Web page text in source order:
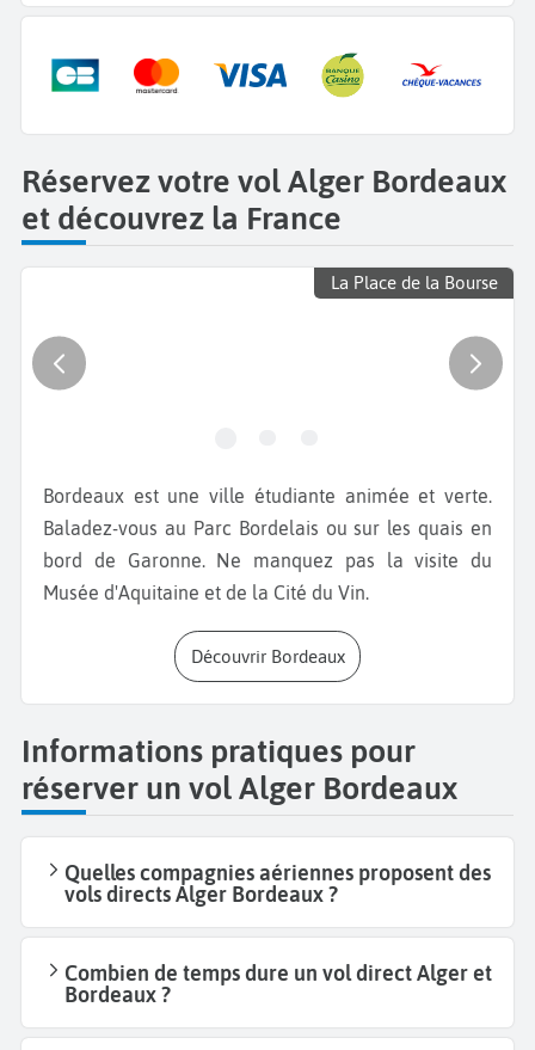
Réservez votre vol Alger Bordeaux
et découvrez la France
La Place de la Bourse
Bordeaux est une ville étudiante animée et verte.
Baladez-vous au Parc Bordelais ou sur les quais en
bord de Garonne. Ne manquez pas la visite du
Musée d'Aquitaine et de la Cité du Vin.
Découvrir Bordeaux
Informations pratiques pour
réserver un vol Alger Bordeaux
Quelles compagnies aériennes proposent des
vols directs Alger Bordeaux ?
Combien de temps dure un vol direct Alger et
Bordeaux ?